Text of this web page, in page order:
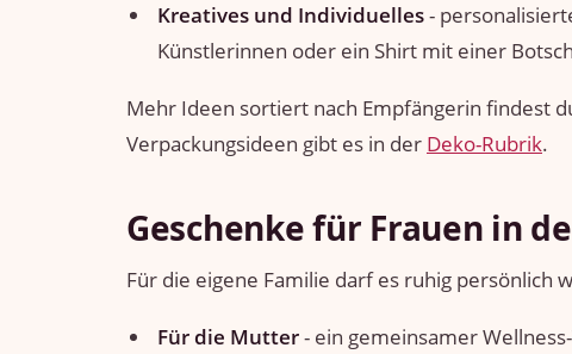
Kreatives und Individuelles-
Künstlerinnen oder ein Shirt mit einer
Mehr Ideen sortiert nach Empfängerin findest
Verpackungsideen gibt es in der Deko-Rubrik.
Geschenke für Frauen in
Für die eigene Familie darf es ruhig persönlich
Für die Mutter- ein gemeinsamer